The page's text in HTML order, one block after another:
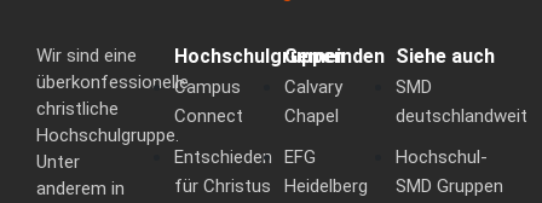
Wir sind eine
überkonfessionelle
christliche
Hochschulgruppe.
Unter
anderem in
Hochschulgruppen
Campus
Connect
Entschieden
für Christus
Gemeinden
Calvary
Chapel
EFG
Heidelberg
Siehe auch
SMD
deutschlandweit
Hochschul-
SMD Gruppen